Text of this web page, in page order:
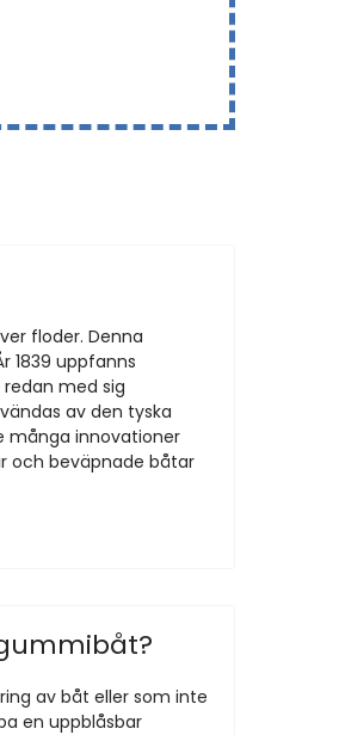
floder. Denna
1839 uppfanns
med sig
av den tyska
många innovationer
och beväpnade båtar
av båt eller som inte
en uppblåsbar